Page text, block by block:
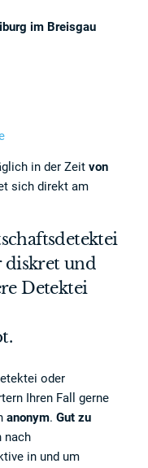
im Breisgau
in der Zeitvon
sich direkt am
diskret und
Detektei
oder
Ihren Fall gerne
anonym.Gut zu
nach
in und um